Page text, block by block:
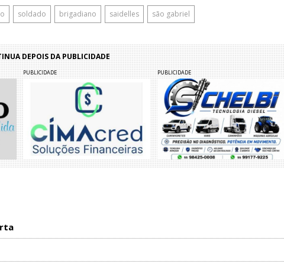
soldado brigadiano saidelles são gabriel
DEPOIS DA PUBLICIDADE
PUBLICIDADE PUBLICIDADE